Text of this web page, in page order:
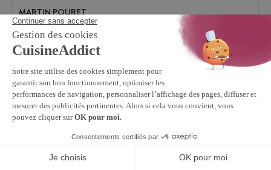
MARTIN POURET
Confit de Moutarde aux Figues 105 g Martin Pouret
9,79 €
Disponible sous 2 sem.